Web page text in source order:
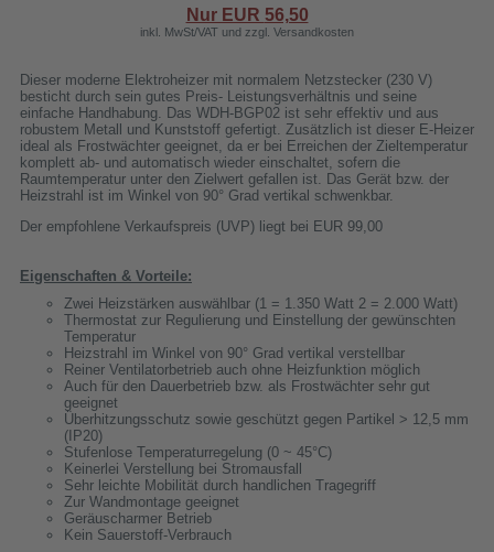
Nur EUR 56,50
inkl. MwSt/VAT und zzgl. Versandkosten
Dieser moderne Elektroheizer mit normalem Netzstecker (230 V)
besticht durch sein gutes Preis- Leistungsverhältnis und seine
einfache Handhabung. Das WDH-BGP02 ist sehr effektiv und aus
robustem Metall und Kunststoff gefertigt. Zusätzlich ist dieser E-Heizer
ideal als Frostwächter geeignet, da er bei Erreichen der Zieltemperatur
komplett ab- und automatisch wieder einschaltet, sofern die
Raumtemperatur unter den Zielwert gefallen ist. Das Gerät bzw. der
Heizstrahl ist im Winkel von 90° Grad vertikal schwenkbar.
Der empfohlene Verkaufspreis (UVP) liegt bei EUR 99,00
Eigenschaften & Vorteile:
Zwei Heizstärken auswählbar (1 = 1.350 Watt 2 = 2.000 Watt)
Thermostat zur Regulierung und Einstellung der gewünschten
Temperatur
Heizstrahl im Winkel von 90° Grad vertikal verstellbar
Reiner Ventilatorbetrieb auch ohne Heizfunktion möglich
Auch für den Dauerbetrieb bzw. als Frostwächter sehr gut
geeignet
Überhitzungsschutz sowie geschützt gegen Partikel > 12,5 mm
(IP20)
Stufenlose Temperaturregelung (0 ~ 45°C)
Keinerlei Verstellung bei Stromausfall
Sehr leichte Mobilität durch handlichen Tragegriff
Zur Wandmontage geeignet
Geräuscharmer Betrieb
Kein Sauerstoff-Verbrauch